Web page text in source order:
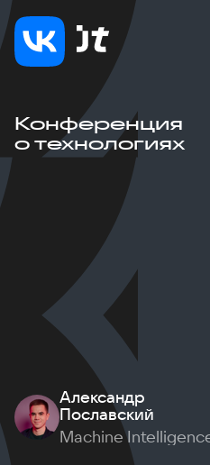
Конференция
о технологиях
Александр
Пославский
Machine